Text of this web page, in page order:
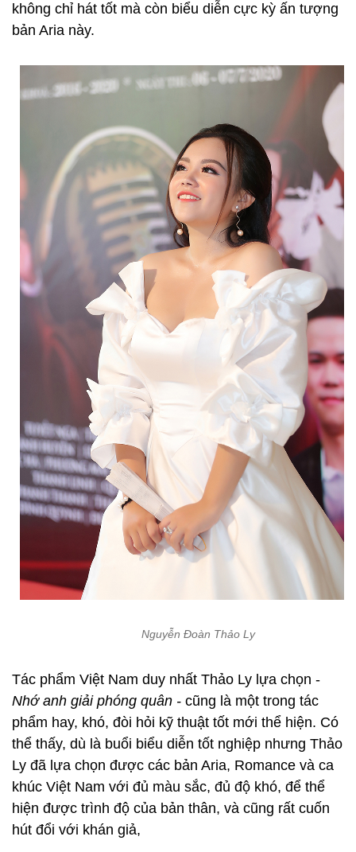
không chỉ hát tốt mà còn biểu diễn cực kỳ ấn tượng
bản Aria này.
Nguyễn Đoàn Thảo Ly
Tác phẩm Việt Nam duy nhất Thảo Ly lựa chọn -
Nhớ anh giải phóng quân - cũng là một trong tác
phẩm hay, khó, đòi hỏi kỹ thuật tốt mới thể hiện. Có
thể thấy, dù là buổi biểu diễn tốt nghiệp nhưng Thảo
Ly đã lựa chọn được các bản Aria, Romance và ca
khúc Việt Nam với đủ màu sắc, đủ độ khó, để thể
hiện được trình độ của bản thân, và cũng rất cuốn
hút đổi với khán giả,